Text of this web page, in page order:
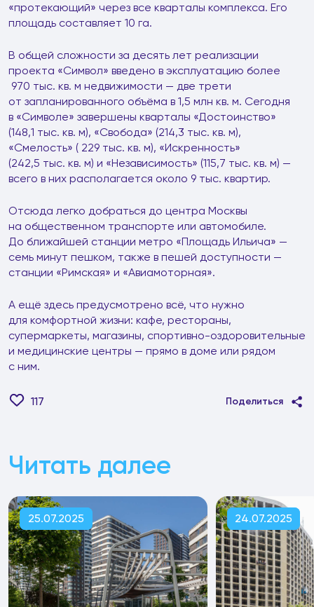
«протекающий» через все кварталы комплекса. Его
площадь составляет 10 га.
В общей сложности за десять лет реализации
проекта «Символ» введено в эксплуатацию более
970 тыс. кв. м недвижимости — две трети
от запланированного объёма в 1,5 млн кв. м. Сегодня
в «Символе» завершены кварталы «Достоинство»
(148,1 тыс. кв. м), «Свобода» (214,3 тыс. кв. м),
«Смелость» ( 229 тыс. кв. м), «Искренность»
(242,5 тыс. кв. м) и «Независимость» (115,7 тыс. кв. м) —
всего в них располагается около 9 тыс. квартир.
Отсюда легко добраться до центра Москвы
на общественном транспорте или автомобиле.
До ближайшей станции метро «Площадь Ильича» —
семь минут пешком, также в пешей доступности —
станции «Римская» и «Авиамоторная».
А ещё здесь предусмотрено всё, что нужно
для комфортной жизни: кафе, рестораны,
супермаркеты, магазины, спортивно-оздоровительные
и медицинские центры — прямо в доме или рядом
с ним.
117 Поделиться
Читать далее
25.07.2025 24.07.2025